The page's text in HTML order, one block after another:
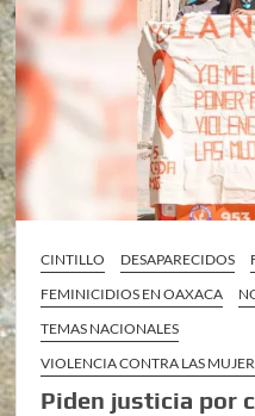
CINTILLO DESAPARECIDOS
FEMINICIDIOS EN OAXACA
TEMAS NACIONALES
VIOLENCIA CONTRA LAS
Piden justicia por